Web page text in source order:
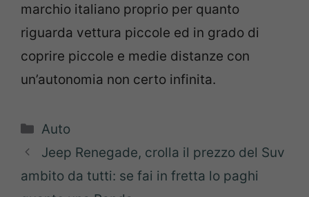
marchio italiano proprio per quanto
riguarda vettura piccole ed in grado di
coprire piccole e medie distanze con
un’autonomia non certo infinita.
Categorie
Auto
Jeep Renegade, crolla il prezzo del Suv
ambito da tutti: se fai in fretta lo paghi